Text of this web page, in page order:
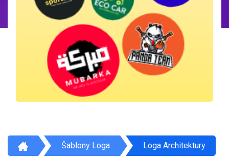
Šablony Loga Loga Architektury